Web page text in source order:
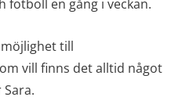
fotboll en gång i veckan.
till
vill finns det alltid något